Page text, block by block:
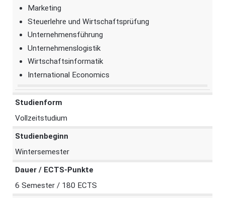
Marketing
Steuerlehre und Wirtschaftsprüfung
Unternehmensführung
Unternehmenslogistik
Wirtschaftsinformatik
International Economics
Studienform
Vollzeitstudium
Studienbeginn
Wintersemester
Dauer / ECTS-Punkte
6 Semester / 180 ECTS